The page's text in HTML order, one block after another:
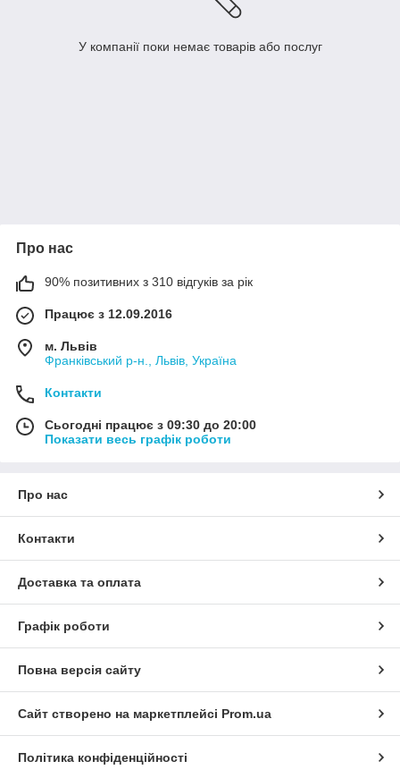
У компанії поки немає товарів або послуг
Про нас
90% позитивних з 310 відгуків за рік
Працює з 12.09.2016
м. Львів
Франківський р-н., Львів, Україна
Контакти
Сьогодні працює з 09:30 до 20:00
Показати весь графік роботи
Про нас
Контакти
Доставка та оплата
Графік роботи
Повна версія сайту
Сайт створено на маркетплейсі Prom.ua
Політика конфіденційності